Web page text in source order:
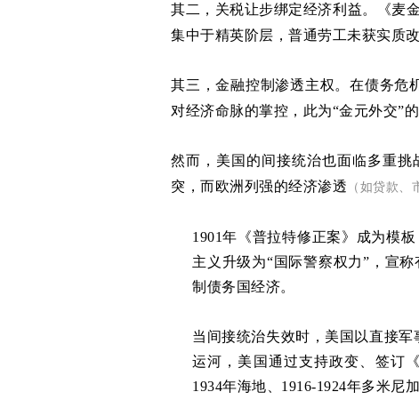
其二，关税让步绑定经济利益。《麦
集中于精英阶层，普通劳工未获实质改
其三，金融控制渗透主权。在债务危
对经济命脉的掌控，此为“金元外交”的
然而，美国的间接统治也面临多重
突，而欧洲列强的经济渗透 （如贷款、
1901年《普拉特修正案》成为模
主义升级为“国际警察权力”，宣
制债务国经济。
当间接统治失效时，美国以直接
运河，美国通过支持政变、签订
1934年海地、1916-1924年多米尼